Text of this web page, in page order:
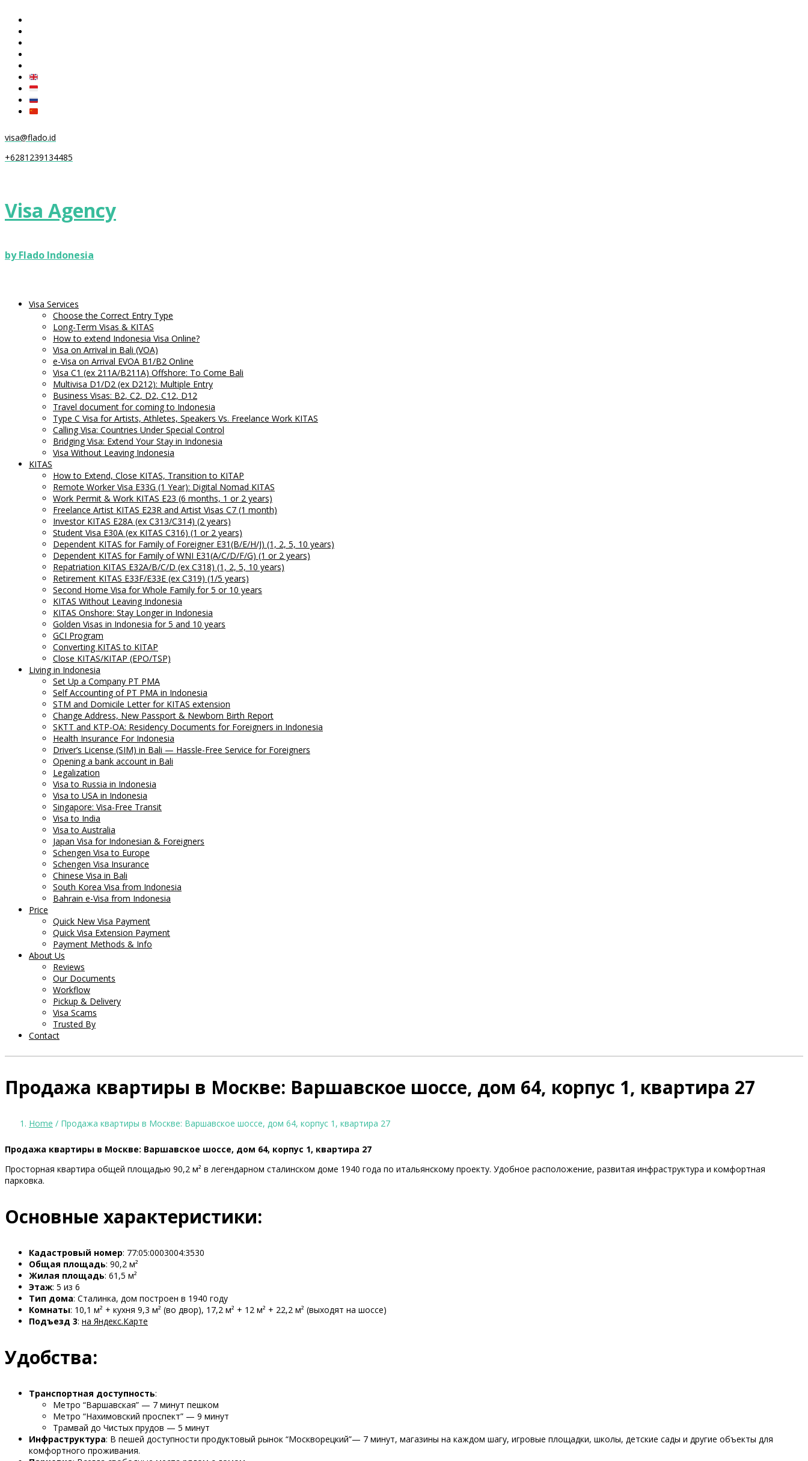
visa@flado.id
+6281239134485
Visa Agency
by Flado Indonesia
Visa Services
Choose the Correct Entry Type
Long-Term Visas & KITAS
How to extend Indonesia Visa Online?
Visa on Arrival in Bali (VOA)
e-Visa on Arrival EVOA B1/B2 Online
Visa C1 (ex 211A/B211A) Offshore: To Come Bali
Multivisa D1/D2 (ex D212): Multiple Entry
Business Visas: B2, C2, D2, C12, D12
Travel document for coming to Indonesia
Type C Visa for Artists, Athletes, Speakers Vs. Freelance Work KITAS
Calling Visa: Countries Under Special Control
Bridging Visa: Extend Your Stay in Indonesia
Visa Without Leaving Indonesia
KITAS
How to Extend, Close KITAS, Transition to KITAP
Remote Worker Visa E33G (1 Year): Digital Nomad KITAS
Work Permit & Work KITAS E23 (6 months, 1 or 2 years)
Freelance Artist KITAS E23R and Artist Visas C7 (1 month)
Investor KITAS E28A (ex C313/C314) (2 years)
Student Visa E30A (ex KITAS C316) (1 or 2 years)
Dependent KITAS for Family of Foreigner E31(B/E/H/J) (1, 2, 5, 10 years)
Dependent KITAS for Family of WNI E31(A/C/D/F/G) (1 or 2 years)
Repatriation KITAS E32A/B/C/D (ex C318) (1, 2, 5, 10 years)
Retirement KITAS E33F/E33E (ex C319) (1/5 years)
Second Home Visa for Whole Family for 5 or 10 years
KITAS Without Leaving Indonesia
KITAS Onshore: Stay Longer in Indonesia
Golden Visas in Indonesia for 5 and 10 years
GCI Program
Converting KITAS to KITAP
Close KITAS/KITAP (EPO/TSP)
Living in Indonesia
Set Up a Company PT PMA
Self Accounting of PT PMA in Indonesia
STM and Domicile Letter for KITAS extension
Change Address, New Passport & Newborn Birth Report
SKTT and KTP-OA: Residency Documents for Foreigners in Indonesia
Health Insurance For Indonesia
Driver’s License (SIM) in Bali — Hassle-Free Service for Foreigners
Opening a bank account in Bali
Legalization
Visa to Russia in Indonesia
Visa to USA in Indonesia
Singapore: Visa-Free Transit
Visa to India
Visa to Australia
Japan Visa for Indonesian & Foreigners
Schengen Visa to Europe
Schengen Visa Insurance
Chinese Visa in Bali
South Korea Visa from Indonesia
Bahrain e-Visa from Indonesia
Price
Quick New Visa Payment
Quick Visa Extension Payment
Payment Methods & Info
About Us
Reviews
Our Documents
Workflow
Pickup & Delivery
Visa Scams
Trusted By
Contact
Продажа квартиры в Москве: Варшавское шоссе, дом 64, корпус 1, квартира 27
Home / Продажа квартиры в Москве: Варшавское шоссе, дом 64, корпус 1, квартира 27
Продажа квартиры в Москве: Варшавское шоссе, дом 64, корпус 1, квартира 27
Просторная квартира общей площадью 90,2 м² в легендарном сталинском доме 1940 года по итальянскому проекту. Удобное расположение, развитая инфраструктура и комфортная
парковка.
Основные характеристики:
Кадастровый номер: 77:05:0003004:3530
Общая площадь: 90,2 м²
Жилая площадь: 61,5 м²
Этаж: 5 из 6
Тип дома: Сталинка, дом построен в 1940 году
Комнаты: 10,1 м² + кухня 9,3 м² (во двор), 17,2 м² + 12 м² + 22,2 м² (выходят на шоссе)
Подъезд 3: на Яндекс.Карте
Удобства:
Транспортная доступность:
Метро “Варшавская” — 7 минут пешком
Метро “Нахимовский проспект” — 9 минут
Трамвай до Чистых прудов — 5 минут
Инфраструктура: В пешей доступности продуктовый рынок “Москворецкий”— 7 минут, магазины на каждом шагу, игровые площадки, школы, детские сады и другие объекты для
комфортного проживания.